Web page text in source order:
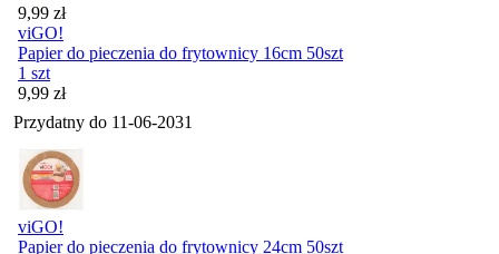
Cena
9,99 zł
viGO!
Papier do pieczenia do frytownicy 16cm 50szt
1 szt
Cena
9,99 zł
Przydatny do 11-06-2031
viGO!
Papier do pieczenia do frytownicy 24cm 50szt